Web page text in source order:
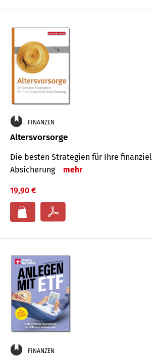
FINANZEN
Altersvorsorge
Die besten Strategien für Ihre
Absicherung
mehr
19,90 €
FINANZEN